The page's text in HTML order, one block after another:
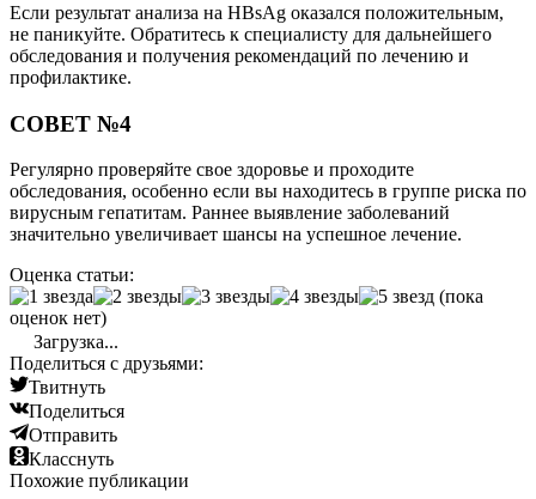
Если результат анализа на HBsAg оказался положительным,
не паникуйте. Обратитесь к специалисту для дальнейшего
обследования и получения рекомендаций по лечению и
профилактике.
СОВЕТ №4
Регулярно проверяйте свое здоровье и проходите
обследования, особенно если вы находитесь в группе риска по
вирусным гепатитам. Раннее выявление заболеваний
значительно увеличивает шансы на успешное лечение.
Оценка статьи:
(пока
оценок нет)
Загрузка...
Поделиться с друзьями:
Твитнуть
Поделиться
Отправить
Класснуть
Похожие публикации